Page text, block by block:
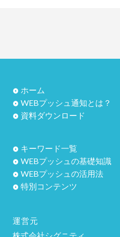
ホーム
WEBプッシュ通知とは？
資料ダウンロード
キーワード一覧
WEBプッシュの基礎知識
WEBプッシュの活用法
特別コンテンツ
運営元